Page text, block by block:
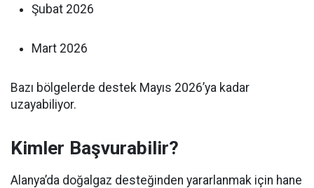
Şubat 2026
Mart 2026
Bazı bölgelerde destek Mayıs 2026’ya kadar
uzayabiliyor.
Kimler Başvurabilir?
Alanya’da doğalgaz desteğinden yararlanmak için hane